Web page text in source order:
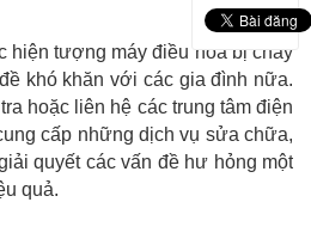
hiện tượng máy điều hòa bị chảy
khó khăn với các gia đình nữa.
hoặc liên hệ các trung tâm điện
cấp những dịch vụ sửa chữa,
quyết các vấn đề hư hỏng một
quả.